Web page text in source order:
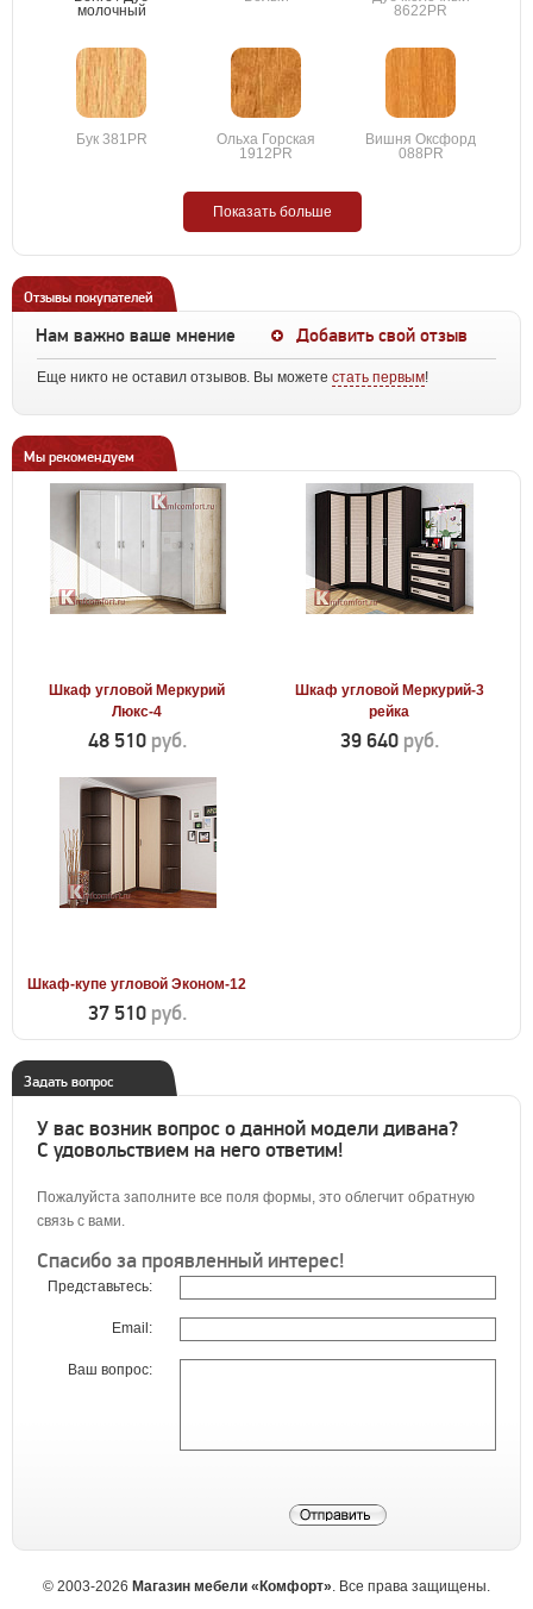
молочный
8622PR
Бук 381PR
Ольха Горская
1912PR
Вишня Оксфорд
088PR
Показать больше
Отзывы покупателей
Нам важно ваше мнение Добавить свой отзыв
Еще никто не оставил отзывов. Вы можете стать первым!
Мы рекомендуем
Шкаф угловой Меркурий
Люкс-4
48 510 руб.
Шкаф угловой Меркурий-3
рейка
39 640 руб.
Шкаф-купе угловой Эконом-12
37 510 руб.
Задать вопрос
У вас возник вопрос о данной модели дивана?
С удовольствием на него ответим!
Пожалуйста заполните все поля формы, это облегчит обратную
связь с вами.
Спасибо за проявленный интерес!
Представьтесь:
Email:
Ваш вопрос:
© 2003-2026 Магазин мебели «Комфорт». Все права защищены.